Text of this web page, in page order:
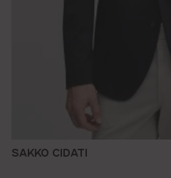
SAKKO CIDATI